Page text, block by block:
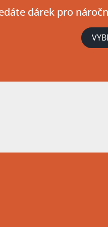
dárek pro